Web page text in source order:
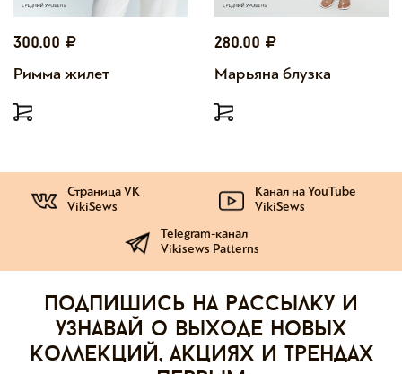
300,00
Римма жилет
280,00
Марьяна блузка
Страница VK
VikiSews
Канал на YouTube
VikiSews
Telegram-канал
Vikisews Patterns
Подпишись на рассылку и
узнавай о выходе новых
коллекций, акциях и трендах